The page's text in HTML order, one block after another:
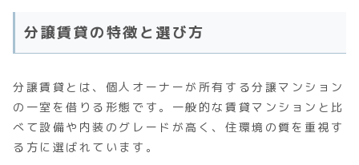
分譲賃貸の特徴と選び方
分譲賃貸とは、個人オーナーが所有する分譲マンション
の一室を借りる形態です。一般的な賃貸マンションと比
べて設備や内装のグレードが高く、住環境の質を重視す
る方に選ばれています。